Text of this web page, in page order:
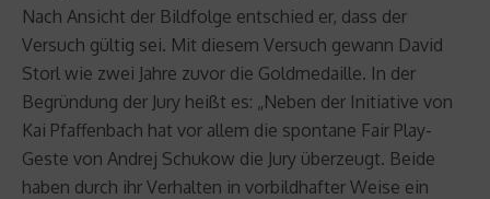
Nach Ansicht der Bildfolge entschied er, dass der
Versuch gültig sei. Mit diesem Versuch gewann David
Storl wie zwei Jahre zuvor die Goldmedaille. In der
Begründung der Jury heißt es: „Neben der Initiative von
Kai Pfaffenbach hat vor allem die spontane Fair Play-
Geste von Andrej Schukow die Jury überzeugt. Beide
haben durch ihr Verhalten in vorbildhafter Weise ein